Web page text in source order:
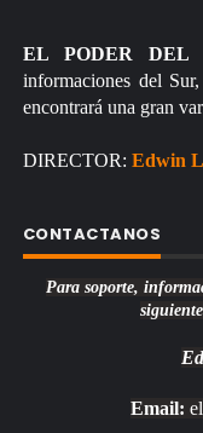
EL PODER DEL
informaciones del
encontrará una gran
DIRECTOR: Edwin
CONTACTANOS
Para soporte,
Email: